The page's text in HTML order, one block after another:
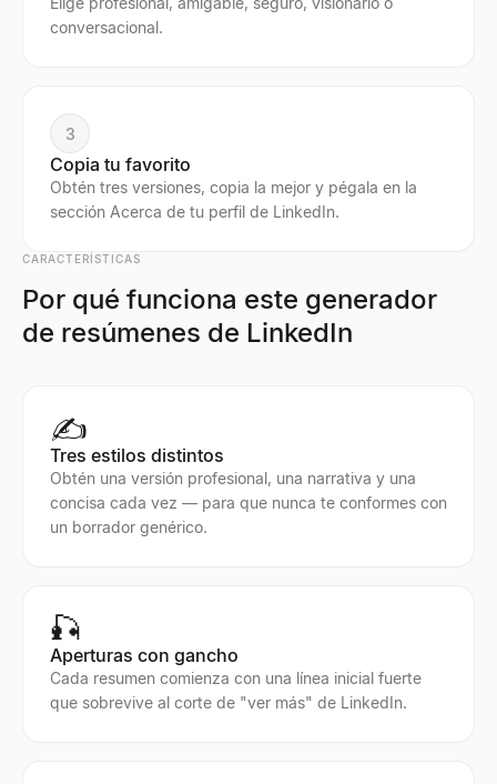
conversacional.
3
Copia tu favorito
Obtén tres versiones, copia la mejor y pégala en la
sección Acerca de tu perfil de LinkedIn.
CARACTERÍSTICAS
Por qué funciona este generador
de resúmenes de LinkedIn
✍️
Tres estilos distintos
Obtén una versión profesional, una narrativa y una
concisa cada vez — para que nunca te conformes con
un borrador genérico.
🎣
Aperturas con gancho
Cada resumen comienza con una línea inicial fuerte
que sobrevive al corte de "ver más" de LinkedIn.